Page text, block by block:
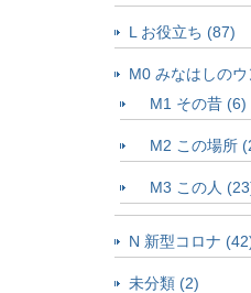
L お役立ち (87)
M0 みなはしの
M1 その昔 (6)
M2 この場所
M3 この人
N 新型コロナ
未分類 (2)